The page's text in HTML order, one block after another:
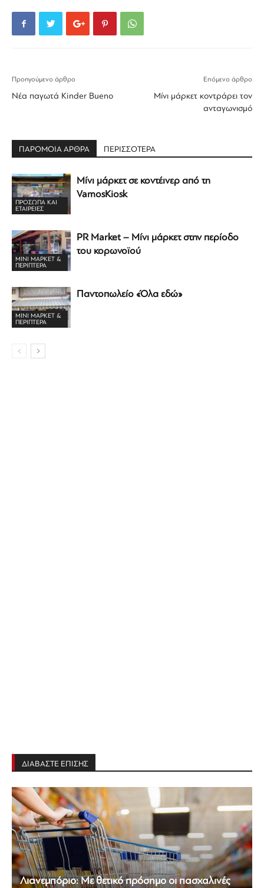
Προηγούμενο άρθρο
Νέα παγωτά Kinder Bueno
Επόμενο άρθρο
Μίνι μάρκετ κοντράρει τον
ανταγωνισμό
ΠΑΡΟΜΟΙΑ ΑΡΘΡΑ ΠΕΡΙΣΣΟΤΕΡΑ
ΠΡΟΣΩΠΑ ΚΑΙ
ΕΤΑΙΡΕΙΕΣ
Μίνι μάρκετ σε κοντέινερ από τη
VamosKiosk
ΜΊΝΙ ΜΆΡΚΕΤ &
ΠΕΡΊΠΤΕΡΑ
PR Market – Μίνι μάρκετ στην περίοδο
του κορωνοϊού
ΜΊΝΙ ΜΆΡΚΕΤ &
ΠΕΡΊΠΤΕΡΑ
Παντοπωλείο «Όλα εδώ»
ΔΙΑΒΑΣΤΕ ΕΠΙΣΗΣ
Λιανεμπόριο: Με θετικό πρόσημο οι πασχαλινές